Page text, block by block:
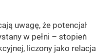
uwagę, że potencjał
w pełni – stopień
liczony jako relacja